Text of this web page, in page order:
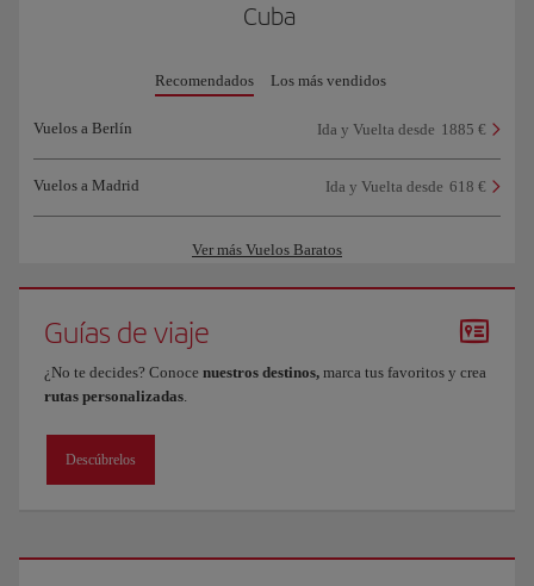
Cuba
Recomendados Los más vendidos
Vuelos a Berlín Ida y Vuelta desde 1885 €
Vuelos a Madrid Ida y Vuelta desde 618 €
Ver más Vuelos Baratos
Guías de viaje
¿No te decides? Conoce nuestros destinos, marca tus favoritos y crea
rutas personalizadas.
Descúbrelos